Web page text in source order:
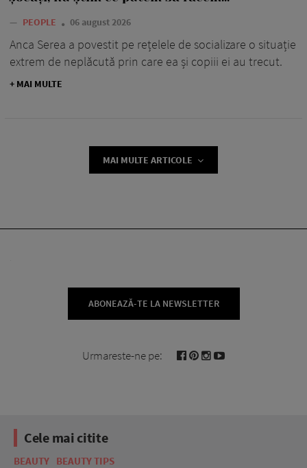
— PEOPLE 06 august 2026
Anca Serea a povestit pe rețelele de socializare o situație
extrem de neplăcută prin care ea și copiii ei au trecut.
+ MAI MULTE
MAI MULTE ARTICOLE
ABONEAZĂ-TE LA NEWSLETTER
Urmareste-ne pe:
Cele mai citite
BEAUTY BEAUTY TIPS